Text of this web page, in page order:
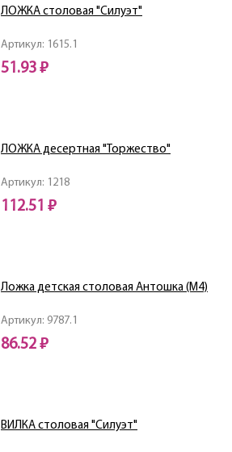
Артикул: 1615.1
ЛОЖКА столовая "Силуэт"
51.93 ₽
Артикул: 1218
ЛОЖКА десертная "Торжество"
112.51 ₽
Артикул: 9787.1
Ложка детская столовая Антошка (М4)
86.52 ₽
ВИЛКА столовая "Силуэт"